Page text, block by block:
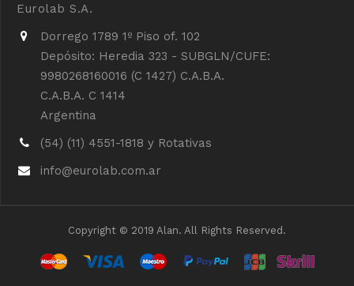
Eurolab S.A.
Dorrego 1789 1º Piso of. 102
Depósito: Heredia 323 - SUBGLN/CUFE:
9980268160016 (C 1427) C.A.B.A.
C.A.B.A. C 1414
Argentina
(54) (11) 4551-1818 y Rotativas
info@eurolab.com.ar
Copyright © 2019 Alan. All Rights Reserved.